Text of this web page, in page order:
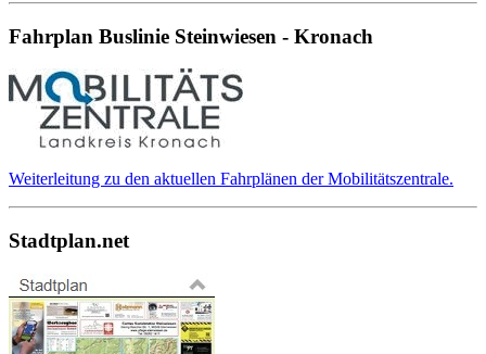
Fahrplan Buslinie Steinwiesen - Kronach
Weiterleitung zu den aktuellen Fahrplänen der Mobilitätszentrale.
Stadtplan.net